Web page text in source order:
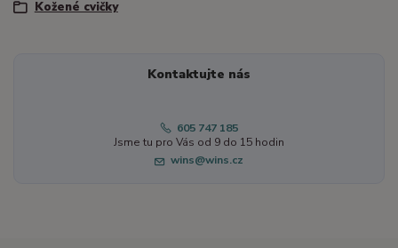
Kožené cvičky
Kontaktujte nás
605 747 185
Jsme tu pro Vás od 9 do 15 hodin
wins@wins.cz